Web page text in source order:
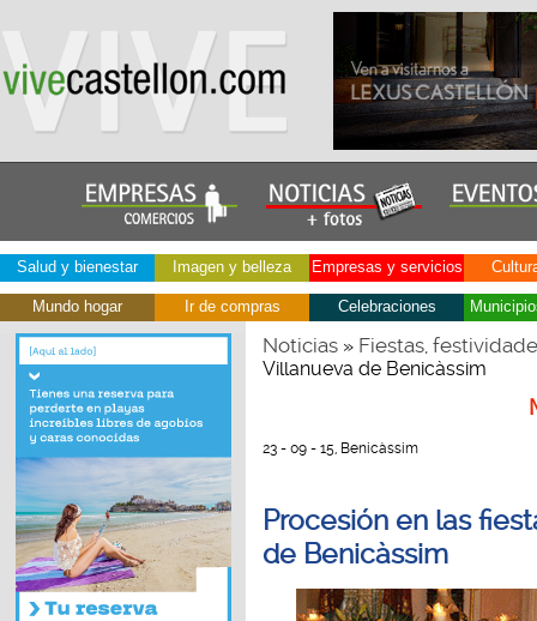
Salud y bienestar Imagen y belleza Empresas y servicios
Mundo hogar Ir de compras Celebraciones
Noticias» Fiestas,
Villanueva de Benicàssim
23 - 09 - 15, Benicàssim
Procesión en las
de Benicàssim